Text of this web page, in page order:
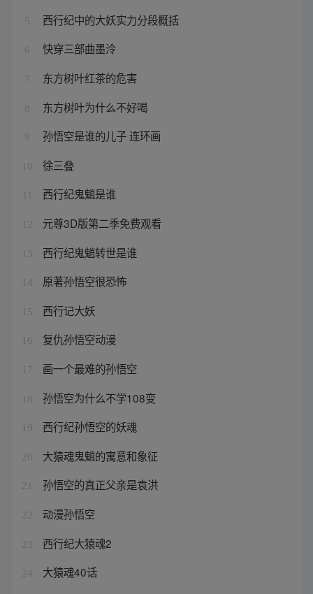
5 西行纪中的大妖实力分段概括
6 快穿三部曲墨泠
7 东方树叶红茶的危害
8 东方树叶为什么不好喝
9 孙悟空是谁的儿子 连环画
10 徐三叠
西行纪鬼魈是谁
12 元尊3D版第二季免费观看
13 西行纪鬼魈转世是谁
14 原著孙悟空很恐怖
15 西行记大妖
16 复仇孙悟空动漫
17 画一个最难的孙悟空
18 孙悟空为什么不学108变
19 西行纪孙悟空的妖魂
20 大猿魂鬼魈的寓意和象征
21 孙悟空的真正父亲是袁洪
22 动漫孙悟空
23 西行纪大猿魂2
24
大猿魂40话